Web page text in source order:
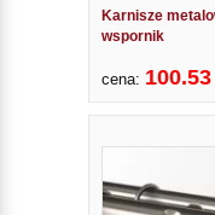
Karnisze
wspornik
cena: 100.53